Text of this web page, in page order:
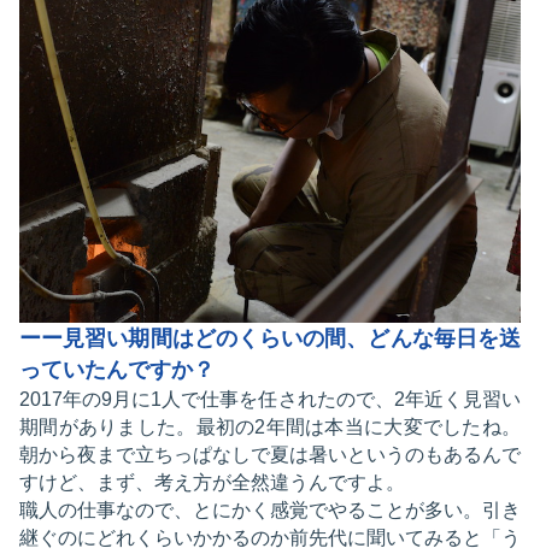
ーー見習い期間はどのくらいの間、どんな毎日を送
っていたんですか？
2017年の9月に1人で仕事を任されたので、2年近く見習い
期間がありました。最初の2年間は本当に大変でしたね。
朝から夜まで立ちっぱなしで夏は暑いというのもあるんで
すけど、まず、考え方が全然違うんですよ。
職人の仕事なので、とにかく感覚でやることが多い。引き
継ぐのにどれくらいかかるのか前先代に聞いてみると「う